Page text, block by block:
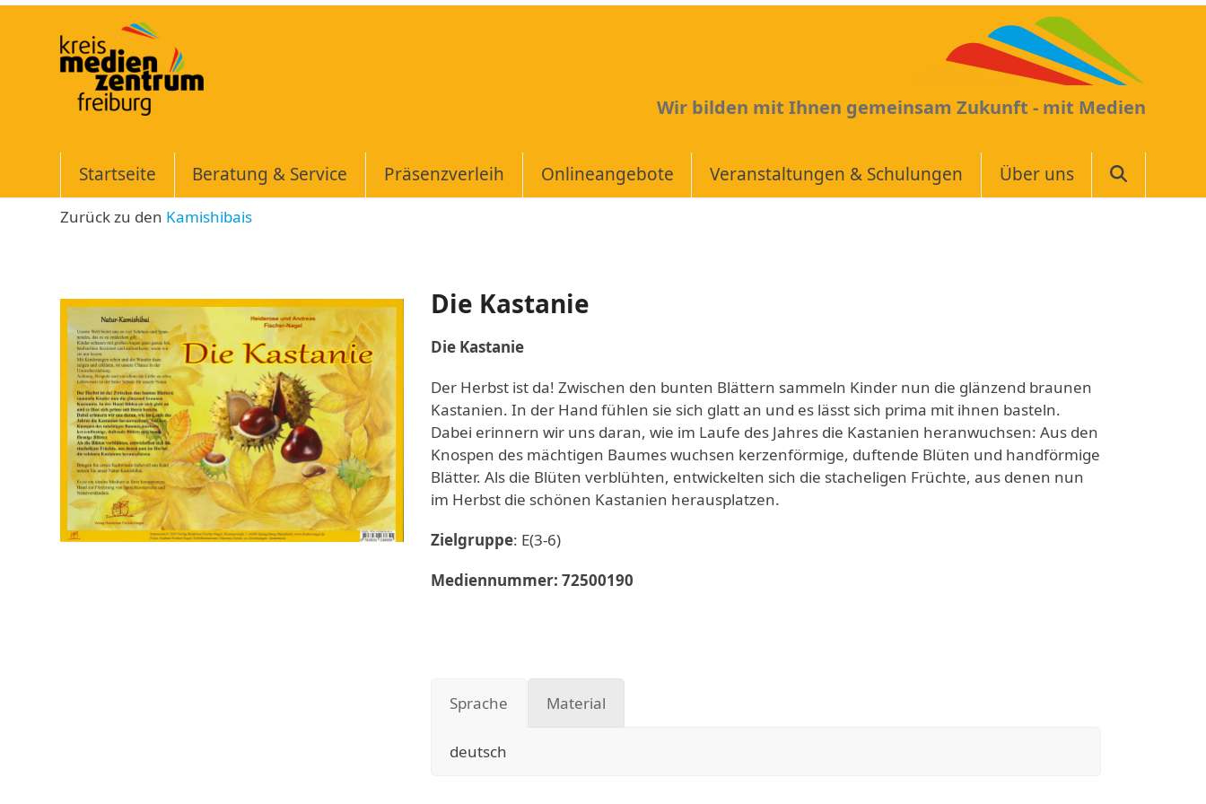
Skip
Wir bilden mit Ihnen gemeinsam Zukunft - mit Medien
Startseite Beratung & Service Präsenzverleih Onlineangebote Veranstaltungen & Schulungen Über uns
Zurück zu den Kamishibais
Die Kastanie
Die Kastanie
Der Herbst ist da! Zwischen den bunten Blättern sammeln Kinder nun die glänzend braunen
Kastanien. In der Hand fühlen sie sich glatt an und es lässt sich prima mit ihnen basteln.
Dabei erinnern wir uns daran, wie im Laufe des Jahres die Kastanien heranwuchsen: Aus den
Knospen des mächtigen Baumes wuchsen kerzenförmige, duftende Blüten und handförmige
Blätter. Als die Blüten verblühten, entwickelten sich die stacheligen Früchte, aus denen nun
im Herbst die schönen Kastanien herausplatzen.
Zielgruppe: E(3-6)
Mediennummer: 72500190
Sprache Material
deutsch